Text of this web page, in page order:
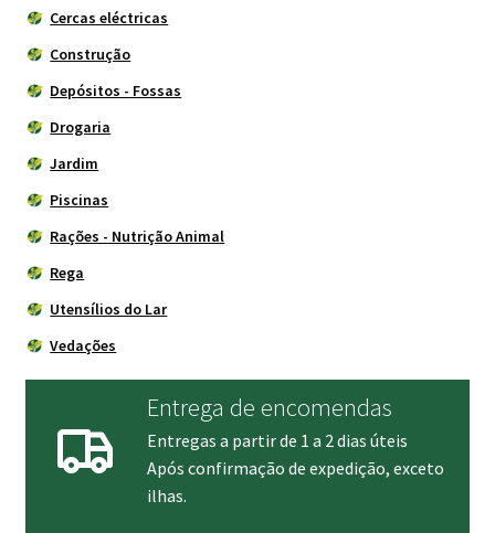
Cercas eléctricas
Construção
Depósitos - Fossas
Drogaria
Jardim
Piscinas
Rações - Nutrição Animal
Rega
Utensílios do Lar
Vedações
Entrega de encomendas
Entregas a partir de 1 a 2 dias úteis
Após confirmação de expedição, exceto
ilhas.